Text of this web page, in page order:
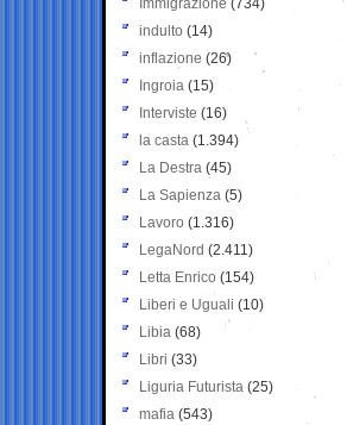
Immigrazione (734)
indulto (14)
inflazione (26)
Ingroia (15)
Interviste (16)
la casta (1.394)
La Destra (45)
La Sapienza (5)
Lavoro (1.316)
LegaNord (2.411)
Letta Enrico (154)
Liberi e Uguali (10)
Libia (68)
Libri (33)
Liguria Futurista (25)
mafia (543)